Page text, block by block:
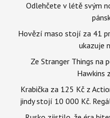
Odlehčete v létě svým
Hovězí maso stojí za 41
ukazuje
Ze Stranger Things na
Hawkins
Krabička za 125 Kč z
jindy stojí 10 000 Kč.